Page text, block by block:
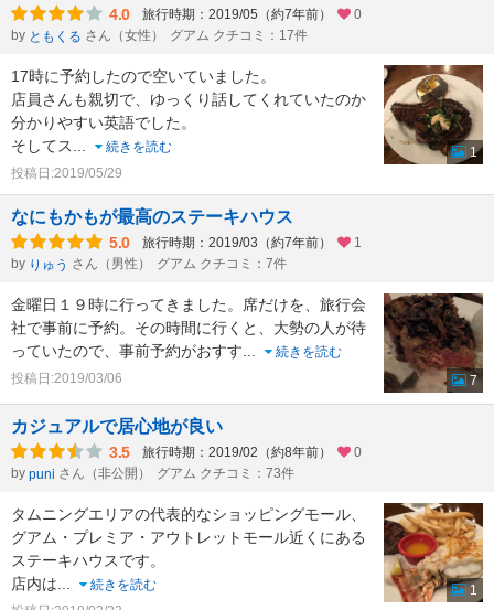
4.0 旅行時期：2019/05（約7年前）
0
by ともくる さん（女性） グアム クチコミ：17件
17時に予約したので空いていました。
店員さんも親切で、ゆっくり話してくれていたのか
分かりやすい英語でした。
そしてス
続きを読む
投稿日:2019/05/29
1
なにもかもが最高のステーキハウス
5.0 旅行時期：2019/03（約7年前）
1
by りゅう さん（男性） グアム クチコミ：7件
金曜日１９時に行ってきました。席だけを、旅行会
社で事前に予約。その時間に行くと、大勢の人が待
っていたので、事前予約がおすす
続きを読む
投稿日:2019/03/06
7
カジュアルで居心地が良い
3.5 旅行時期：2019/02（約8年前）
0
by puni さん（非公開） グアム クチコミ：73件
タムニングエリアの代表的なショッピングモール、
グアム・プレミア・アウトレットモール近くにある
ステーキハウスです。
店内は
続きを読む
1